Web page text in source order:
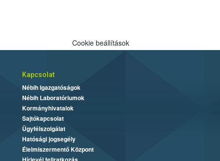
Cookie beállítások
Kapcsolat
Nébih Igazgatóságok
Nébih Laboratóriumok
Kormányhivatalok
Sajtókapcsolat
Ügyfélszolgálat
Hatósági jogsegély
Élelmiszermentő Központ